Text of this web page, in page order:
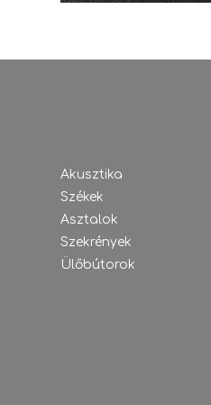
Akusztika
Székek
Asztalok
Szekrények
Ülőbútorok